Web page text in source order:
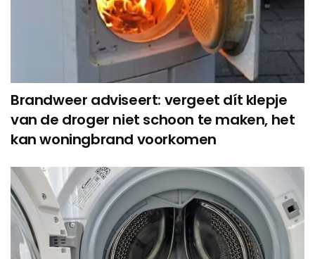
Brandweer adviseert: vergeet dít klepje
van de droger niet schoon te maken, het
kan woningbrand voorkomen